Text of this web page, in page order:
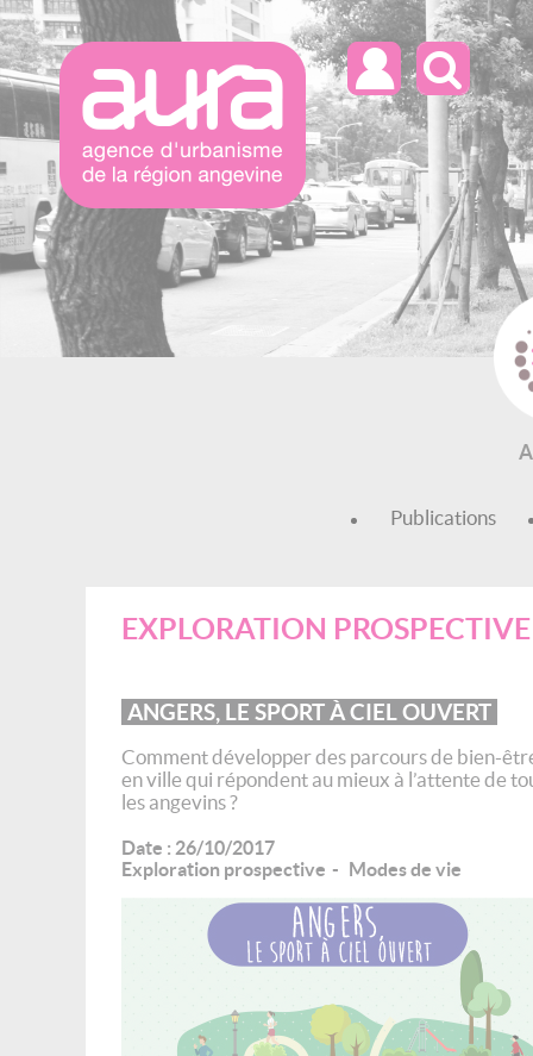
Publications
EXPLORATION PROSPECTIVE
ANGERS, LE SPORT À CIEL OUVERT
Comment développer des parcours de bien-
en ville qui répondent au mieux à l’attente de
les angevins ?
Date : 26/10/2017
Exploration prospective
Modes de vie